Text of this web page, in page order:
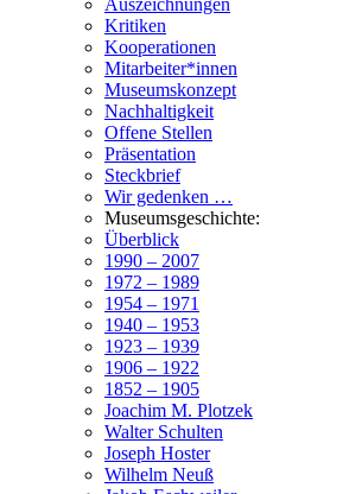
Auszeichnungen
Kritiken
Kooperationen
Mitarbeiter*innen
Museumskonzept
Nachhaltigkeit
Offene Stellen
Präsentation
Steckbrief
Wir gedenken …
Museumsgeschichte:
Überblick
1990 – 2007
1972 – 1989
1954 – 1971
1940 – 1953
1923 – 1939
1906 – 1922
1852 – 1905
Joachim M. Plotzek
Walter Schulten
Joseph Hoster
Wilhelm Neuß